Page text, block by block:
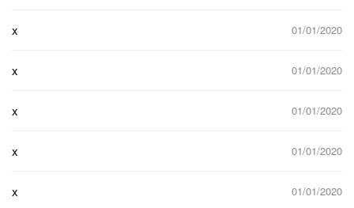
x 01/01/2020
x 01/01/2020
x 01/01/2020
x 01/01/2020
x 01/01/2020